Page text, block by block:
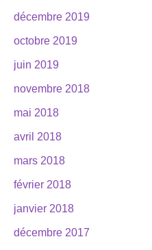
décembre 2019
octobre 2019
juin 2019
novembre 2018
mai 2018
avril 2018
mars 2018
février 2018
janvier 2018
décembre 2017